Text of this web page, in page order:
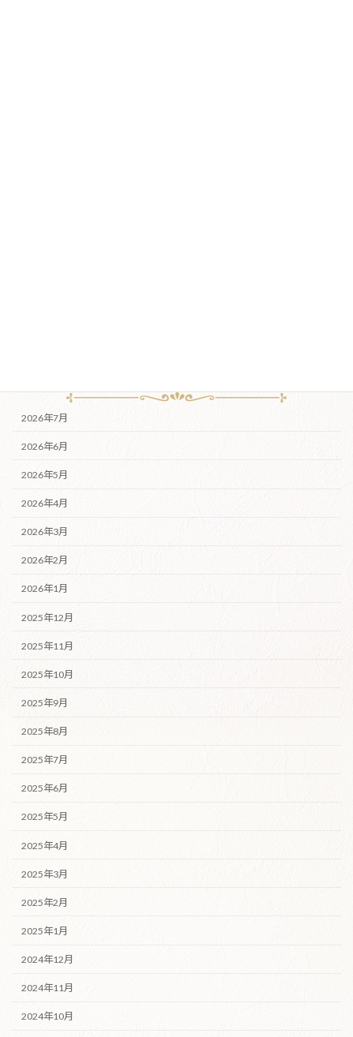
2026年7月
2026年6月
2026年5月
2026年4月
2026年3月
2026年2月
2026年1月
2025年12月
2025年11月
2025年10月
2025年9月
2025年8月
2025年7月
2025年6月
2025年5月
2025年4月
2025年3月
2025年2月
2025年1月
2024年12月
2024年11月
2024年10月